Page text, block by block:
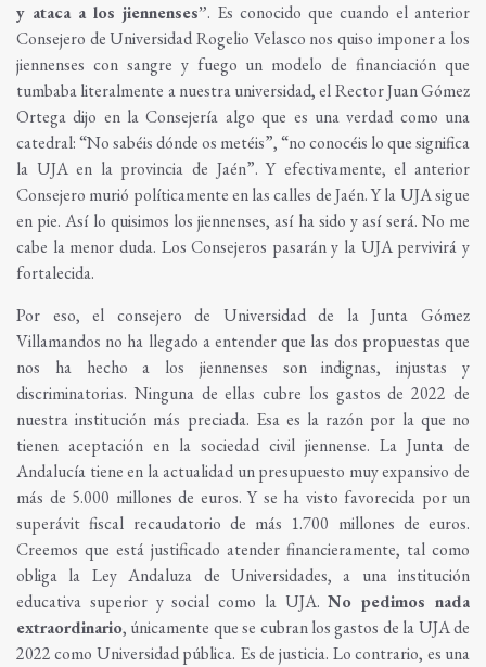
y ataca a los jiennenses”. Es conocido que cuando el anterior
Consejero de Universidad Rogelio Velasco nos quiso imponer a los
jiennenses con sangre y fuego un modelo de financiación que
tumbaba literalmente a nuestra universidad, el Rector Juan Gómez
Ortega dijo en la Consejería algo que es una verdad como una
catedral: “No sabéis dónde os metéis”, “no conocéis lo que significa
la UJA en la provincia de Jaén”. Y efectivamente, el anterior
Consejero murió políticamente en las calles de Jaén. Y la UJA sigue
en pie. Así lo quisimos los jiennenses, así ha sido y así será. No me
cabe la menor duda. Los Consejeros pasarán y la UJA pervivirá y
fortalecida.
Por eso, el consejero de Universidad de la Junta Gómez
Villamandos no ha llegado a entender que las dos propuestas que
nos ha hecho a los jiennenses son indignas, injustas y
discriminatorias. Ninguna de ellas cubre los gastos de 2022 de
nuestra institución más preciada. Esa es la razón por la que no
tienen aceptación en la sociedad civil jiennense. La Junta de
Andalucía tiene en la actualidad un presupuesto muy expansivo de
más de 5.000 millones de euros. Y se ha visto favorecida por un
superávit fiscal recaudatorio de más 1.700 millones de euros.
Creemos que está justificado atender financieramente, tal como
obliga la Ley Andaluza de Universidades, a una institución
educativa superior y social como la UJA.No pedimos nada
extraordinario, únicamente que se cubran los gastos de la UJA de
2022 como Universidad pública. Es de justicia. Lo contrario, es una